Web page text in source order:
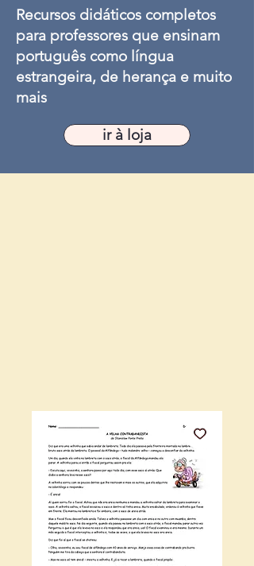
Recursos didáticos completos
para professores que ensinam
português como língua
estrangeira, de herança e muito
mais
ir à loja